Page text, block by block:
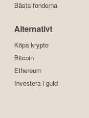
Bästa fonderna
Alternativt
Köpa krypto
Bitcoin
Ethereum
Investera i guld